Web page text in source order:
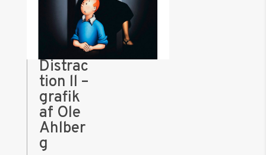
Distrac
tion ll –
grafik
af Ole
Ahlber
g